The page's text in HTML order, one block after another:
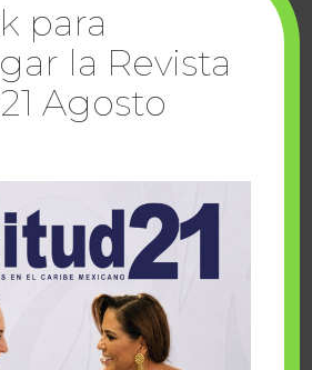
inspira; cumplen
y Make-A-Wish
para
la Revista
Agosto